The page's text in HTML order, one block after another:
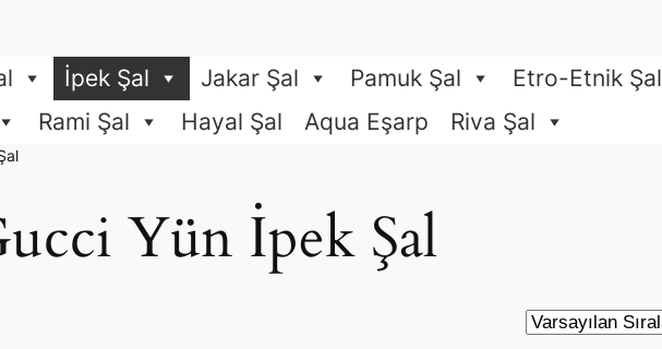
e
r
c
h
İpek Şal Jakar Şal Pamuk Şal Etro-Etnik Şal
Rami Şal Hayal Şal Aqua Eşarp Riva Şal
Yün İpek Şal